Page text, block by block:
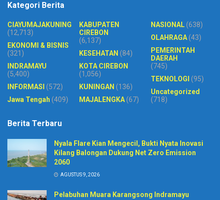
Kategori Berita
CIAYUMAJAKUNING
(12,713)
EKONOMI & BISNIS
(321)
INDRAMAYU
(5,400)
INFORMASI (572)
Jawa Tengah (409)
KABUPATEN
CIREBON
(6,137)
KESEHATAN (84)
KOTA CIREBON
(1,056)
KUNINGAN (136)
MAJALENGKA(67)
NASIONAL(638)
OLAHRAGA(43)
PEMERINTAH
DAERAH
(745)
TEKNOLOGI (95)
Uncategorized
(718)
Berita Terbaru
Nyala Flare Kian Mengecil, Bukti Nyata Inovasi
Kilang Balongan Dukung Net Zero Emission
2060
AGUSTUS 9, 2026
Pelabuhan Muara Karangsong Indramayu